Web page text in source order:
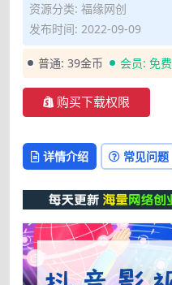
资源分类: 福缘网创
发布时间: 2022-09-09
普通: 39金币 会员: 免费
购买下载权限
详情介绍 常见问题